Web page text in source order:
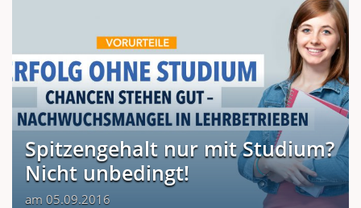
Spitzengehalt nur mit Studium?
Nicht unbedingt!
am 05.09.2016